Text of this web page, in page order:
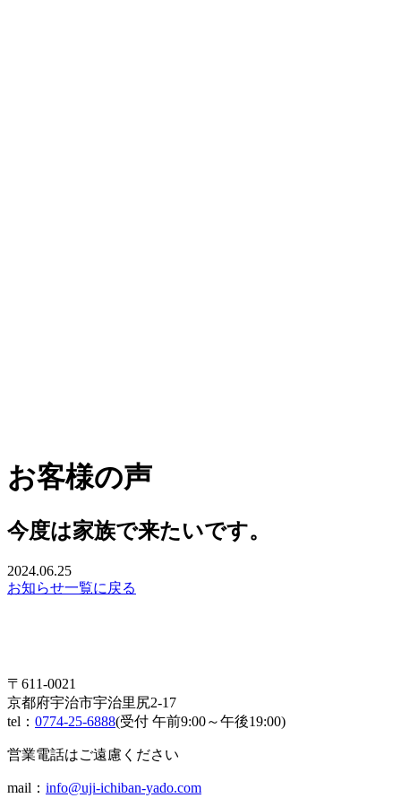
お客様の声
今度は家族で来たいです。
2024.06.25
お知らせ一覧に戻る
〒611-0021
京都府宇治市宇治里尻2-17
tel： 0774-25-6888(受付 午前9:00～午後19:00)
営業電話はご遠慮ください
mail： info@uji-ichiban-yado.com